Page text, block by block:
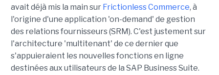
avait déjà mis la main sur Frictionless Commerce, à
l'origine d'une application 'on-demand' de gestion
des relations fournisseurs (SRM). C'est justement sur
l'architecture 'multitenant' de ce dernier que
s'appuieraient les nouvelles fonctions en ligne
destinées aux utilisateurs de la SAP Business Suite.